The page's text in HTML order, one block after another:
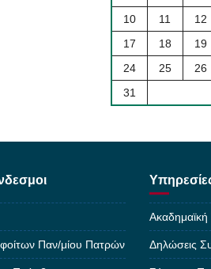
10
11 12
17
18 19
24
25 26
31
Παν/μίου Πατρών
Ακαδημαϊκή
Δηλώσεις